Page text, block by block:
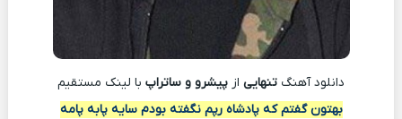
دانلود آهنگ تنهایی از پیشرو و ساتراپ با لينک مستقيم
بهتون گفتم که پادشاه رپم نگفته بودم سایه پابه پامه